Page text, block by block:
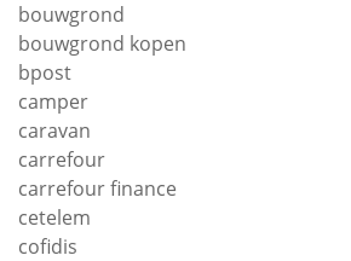
bouwgrond
bouwgrond kopen
bpost
camper
caravan
carrefour
carrefour finance
cetelem
cofidis